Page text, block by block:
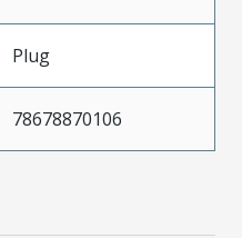
Plug
78678870106